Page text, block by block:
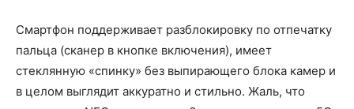
Смартфон поддерживает разблокировку по отпечатку
пальца (сканер в кнопке включения), имеет
стеклянную «спинку» без выпирающего блока камер и
в целом выглядит аккуратно и стильно. Жаль, что